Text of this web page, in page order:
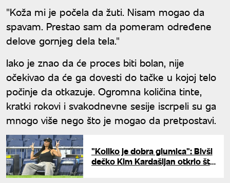
"Koža mi je počela da žuti. Nisam mogao da
spavam. Prestao sam da pomeram određene
delove gornjeg dela tela."
Iako je znao da će proces biti bolan, nije
očekivao da će ga dovesti do tačke u kojoj telo
počinje da otkazuje. Ogromna količina tinte,
kratki rokovi i svakodnevne sesije iscrpeli su ga
mnogo više nego što je mogao da pretpostavi.
"Koliko je dobra glumica": Bivši
dečko Kim Kardašijan otkrio šta